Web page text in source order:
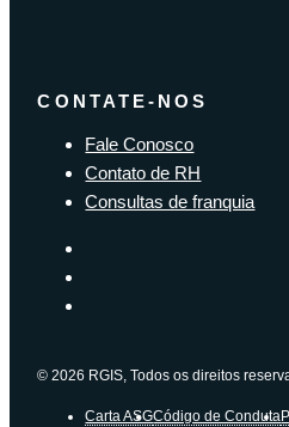
CONTATE-NOS
Fale Conosco
Contato de RH
Consultas de franquia
© 2026 RGIS, Todos os direitos
Carta ASGCódigo de Conduta